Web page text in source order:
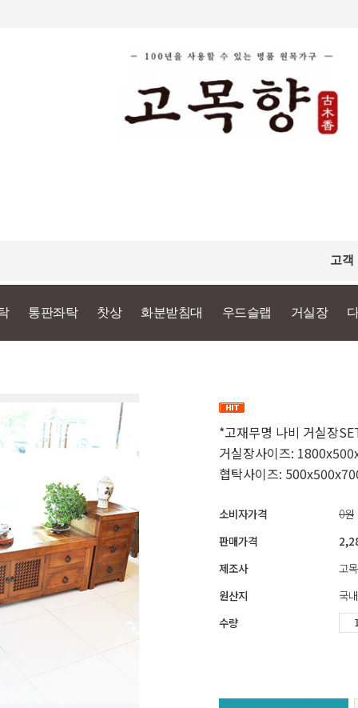
고
통판좌탁 찻상 화분받침대 우드슬랩 거실장
*고재무명 나비 거실장
거실장사이즈:
협탁사이즈:
소비자가격
0원
판매가격
제조사
고
원산지
국
수량